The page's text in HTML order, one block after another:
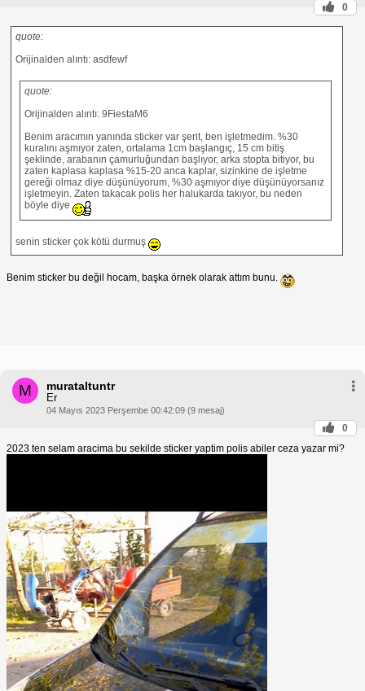
0
quote:
Orijinalden alıntı: asdfewf
quote:
Orijinalden alıntı: 9FiestaM6
Benim aracımın yanında sticker var şerit, ben işletmedim. %30
kuralını aşmıyor zaten, ortalama 1cm başlangıç, 15 cm bitiş
şeklinde, arabanın çamurluğundan başlıyor, arka stopta bitiyor, bu
zaten kaplasa kaplasa %15-20 anca kaplar, sizinkine de işletme
gereği olmaz diye düşünüyorum, %30 aşmıyor diye düşünüyorsanız
işletmeyin. Zaten takacak polis her halukarda takıyor, bu neden
böyle diye
senin sticker çok kötü durmuş
Benim sticker bu değil hocam, başka örnek olarak attım bunu.
M murataltuntr
Er
04 Mayıs 2023 Perşembe 00:42:09 (9 mesaj)
0
2023 ten selam aracima bu sekilde sticker yaptim polis abiler ceza yazar mi?